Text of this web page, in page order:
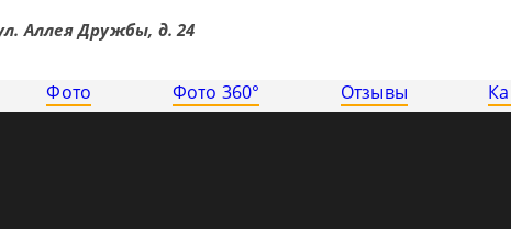
Аллея Дружбы, д. 24
Фото Фото 360° Отзывы